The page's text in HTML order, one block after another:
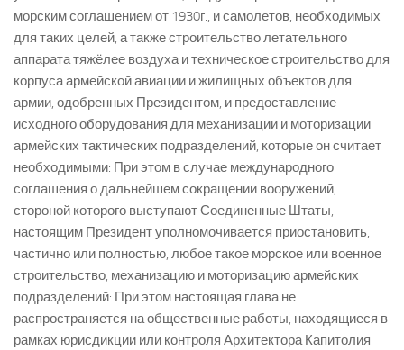
морским соглашением от 1930г., и самолетов, необходимых
для таких целей, а также строительство летательного
аппарата тяжёлее воздуха и техническое строительство для
корпуса армейской авиации и жилищных объектов для
армии, одобренных Президентом, и предоставление
исходного оборудования для механизации и моторизации
армейских тактических подразделений, которые он считает
необходимыми: При этом в случае международного
соглашения о дальнейшем сокращении вооружений,
стороной которого выступают Соединенные Штаты,
настоящим Президент уполномочивается приостановить,
частично или полностью, любое такое морское или военное
строительство, механизацию и моторизацию армейских
подразделений: При этом настоящая глава не
распространяется на общественные работы, находящиеся в
рамках юрисдикции или контроля Архитектора Капитолия